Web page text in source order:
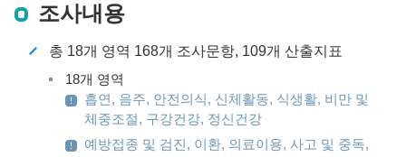
조사내용
총 18개 영역 168개 조사문항, 109개 산출지표
18개 영역
흡연, 음주, 안전의식, 신체활동, 식생활, 비만 및
체중조절, 구강건강, 정신건강
예방접종 및 검진, 이환, 의료이용, 사고 및 중독,